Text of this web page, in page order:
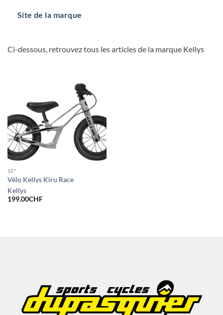
Site de la marque
Ci-dessous, retrouvez tous les articles de la marque Kellys
12''
Vélo Kellys Kiru Race
Kellys
199.00CHF